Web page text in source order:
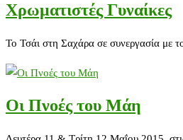
Χρωματιστές Γυναίκες
Το Τσάι στη Σαχάρα σε συνεργασία με
Οι Πνοές του Μάη